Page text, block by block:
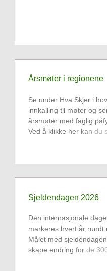
Årsmøter i regionene
Se under Hva Skjer i
innkalling til møter og
årsmøter med faglig
Ved å klikke her kan du
Sjeldendagen 2026
Den internasjonale
markeres hvert år rundt
Målet med
skape endring for de